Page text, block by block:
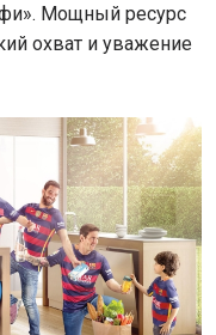
Мощный ресурс
охват и уважение